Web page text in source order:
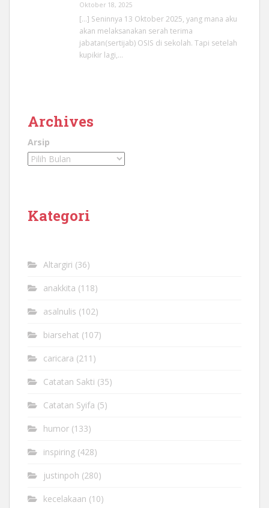
Oktober 18, 2025
[…] Seninnya 13 Oktober 2025, yang mana aku
akan melaksanakan serah terima
jabatan(sertijab) OSIS di sekolah. Tapi setelah
kupikir lagi,…
Archives
Arsip
Kategori
Altargiri (36)
anakkita (118)
asalnulis (102)
biarsehat (107)
caricara (211)
Catatan Sakti (35)
Catatan Syifa (5)
humor (133)
inspiring (428)
justinpoh (280)
kecelakaan (10)